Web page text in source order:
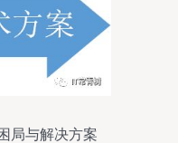
局与解决方案